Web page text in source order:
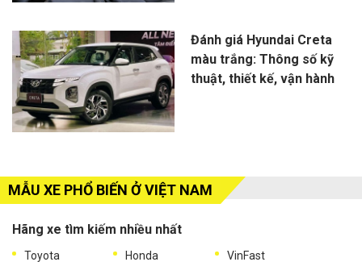
Đánh giá Hyundai Creta
màu trắng: Thông số kỹ
thuật, thiết kế, vận hành
MẪU XE PHỔ BIẾN Ở VIỆT NAM
Hãng xe tìm kiếm nhiều nhất
Toyota Honda VinFast